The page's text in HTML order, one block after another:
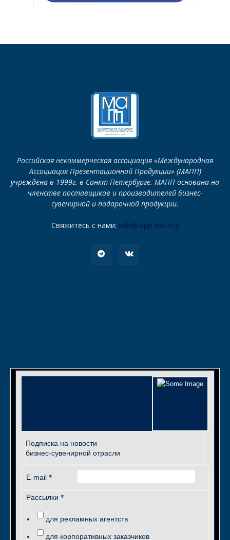
Российская некоммерческая ассоциация «Международная
Ассоциация Презентационной Продукции» (МАПП)
учреждена в 1999г. в Санкт-Петербурге. МАПП основана на
членстве поставщиков и производителей бизнес-
сувенирной и подарочной продукции.
Свяжитесь с нами: info@iapp-spb.org
Подписка на новости
бизнес-сувенирной отрасли
E-mail *
Рассылки *
для рекламных агентств
для корпоративных заказчиков